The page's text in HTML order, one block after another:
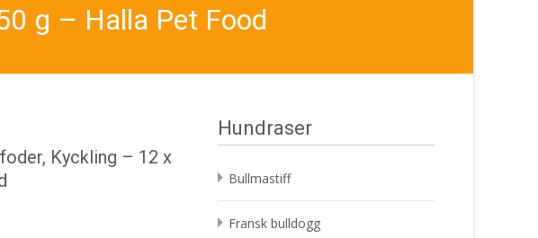
g – Halla Pet Food
Kyckling – 12 x
Hundraser
Bullmastiff
Fransk bulldogg